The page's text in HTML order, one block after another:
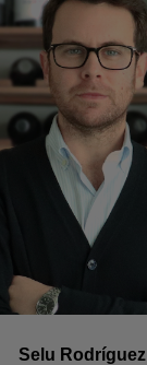
Selu Rodríguez